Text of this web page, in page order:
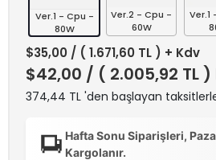
Ver.1 - Cpu -
80W
Ver.2 - Cpu -
60W
Ver.1
$35,00 / ( 1.671,60 TL ) + Kdv
$42,00 / ( 2.005,92 TL
374,44 TL 'den başlayan
Hafta Sonu Siparişleri,
Kargolanır.